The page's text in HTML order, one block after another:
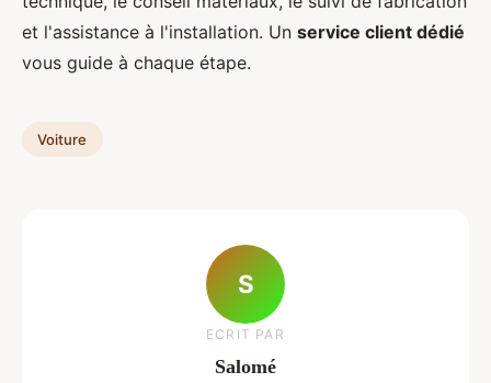
et l'assistance à l'installation. Un service client dédié
vous guide à chaque étape.
Voiture
S
ECRIT PAR
Salomé